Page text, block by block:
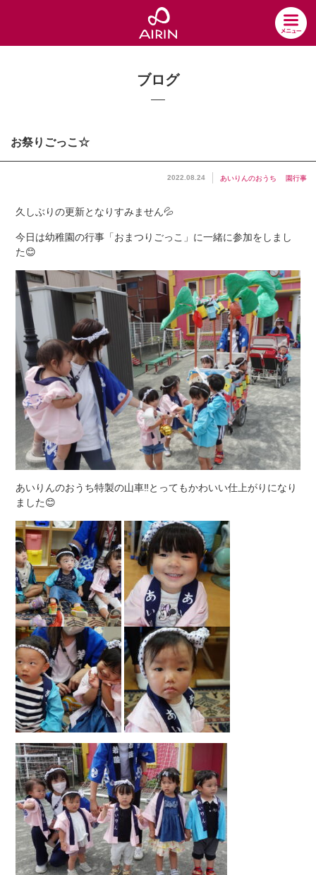
ブログ
お祭りごっこ☆
2022.08.24 あいりんのおうち 園行事
久しぶりの更新となりすみません💦
今日は幼稚園の行事「おまつりごっこ」に一緒に参加をしまし
た😊
あいりんのおうち特製の山車‼とってもかわいい仕上がりになり
ました😊